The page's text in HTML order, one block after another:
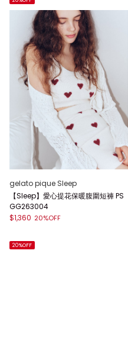
gelato pique Sleep
【Sleep】愛心提花保暖腹圍短褲 PS
GG263004
$1,360 20%OFF
20%OFF